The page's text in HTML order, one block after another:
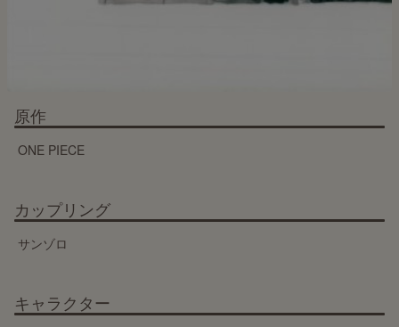
原作
ONE PIECE
カップリング
サンゾロ
キャラクター